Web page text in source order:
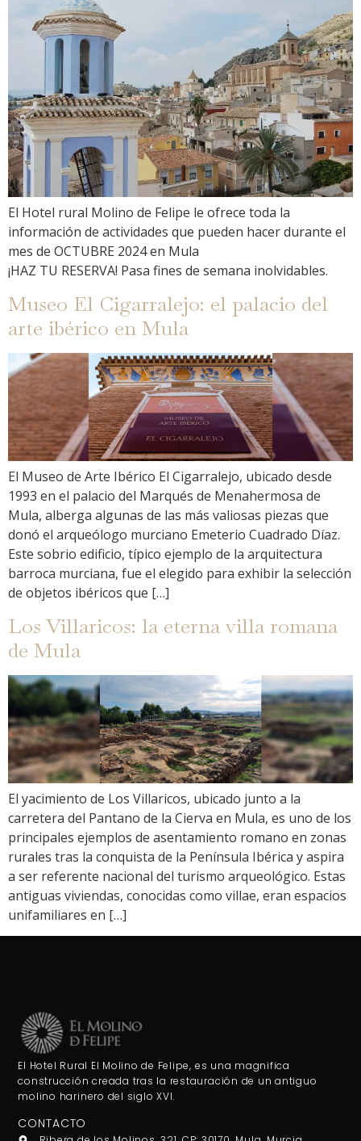
El Hotel rural Molino de Felipe le ofrece toda la
información de actividades que pueden hacer durante el
mes de OCTUBRE 2024 en Mula
¡HAZ TU RESERVA! Pasa fines de semana inolvidables.
Museo El Cigarralejo: el palacio del
arte ibérico en Mula
El Museo de Arte Ibérico El Cigarralejo, ubicado desde
1993 en el palacio del Marqués de Menahermosa de
Mula, alberga algunas de las más valiosas piezas que
donó el arqueólogo murciano Emeterio Cuadrado Díaz.
Este sobrio edificio, típico ejemplo de la arquitectura
barroca murciana, fue el elegido para exhibir la selección
de objetos ibéricos que […]
Los Villaricos: la eterna villa romana
de Mula
El yacimiento de Los Villaricos, ubicado junto a la
carretera del Pantano de la Cierva en Mula, es uno de los
principales ejemplos de asentamiento romano en zonas
rurales tras la conquista de la Península Ibérica y aspira
a ser referente nacional del turismo arqueológico. Estas
antiguas viviendas, conocidas como villae, eran espacios
unifamiliares en […]
El Hotel Rural El Molino de Felipe, es una magnifica
construcción creada tras la restauración de un antiguo
molino harinero del siglo XVI.
CONTACTO